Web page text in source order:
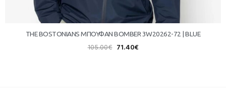
THE BOSTONIANS ΜΠΟΥΦΑΝ BOMBER 3W20262-72 | BLUE
105.00€ 71.40€